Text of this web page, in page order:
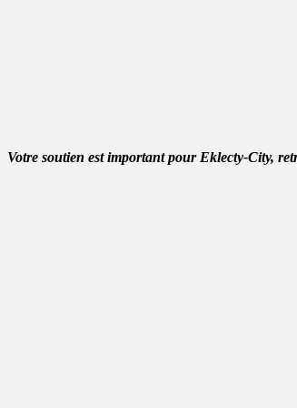
Votre soutien est important pour Eklecty-City,